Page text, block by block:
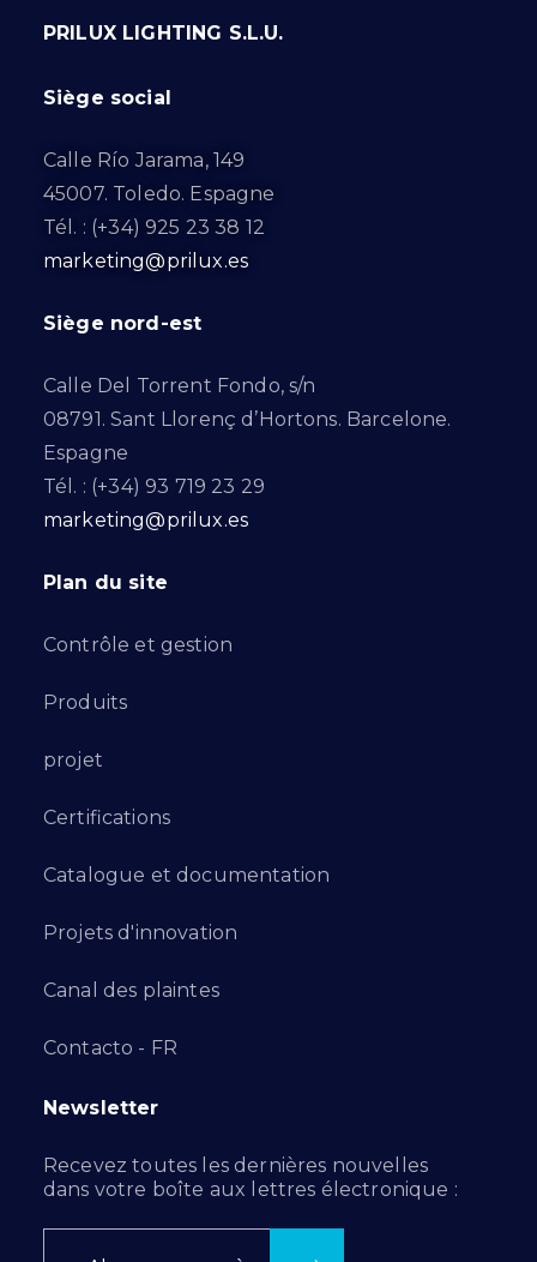
PRILUX LIGHTING S.L.U.
Siège social
Calle Río Jarama, 149
45007. Toledo. Espagne
Tél. : (+34) 925 23 38 12
marketing@prilux.es
Siège nord-est
Calle Del Torrent Fondo, s/n
08791. Sant Llorenç d’Hortons. Barcelone.
Espagne
Tél. : (+34) 93 719 23 29
marketing@prilux.es
Plan du site
Contrôle et gestion
Produits
projet
Certifications
Catalogue et documentation
Projets d'innovation
Canal des plaintes
Contacto - FR
Newsletter
Recevez toutes les dernières nouvelles
dans votre boîte aux lettres électronique :